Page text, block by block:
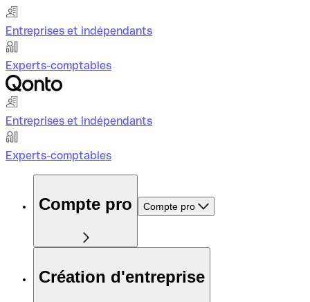
Entreprises et indépendants
Experts-comptables
Entreprises et indépendants
Experts-comptables
Compte pro Compte pro
Création d'entreprise